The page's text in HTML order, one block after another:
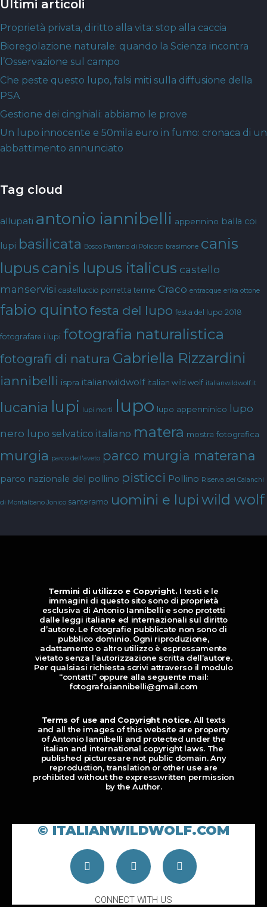
Ultimi articoli
Proprietà privata, diritto alla vita: stop alla caccia
Bioregolazione naturale: quando la Scienza incontra
l’Osservazione sul campo
Che peste questo lupo, falsi miti sulla diffusione della
PSA
Gestione dei cinghiali: abbiamo le prove
Un lupo innocente e 50mila euro in fumo: cronaca di un
abbattimento annunciato
Tag cloud
allupati antonio iannibelli appennino balla coi
lupi basilicata Bosco Pantano di Policoro brasimone canis
lupus canis lupus italicus castello
manservisi castelluccio porretta terme Craco entracque erika ottone
fabio quinto festa del lupo festa del lupo 2018
fotografare i lupi fotografia naturalistica
fotografi di natura Gabriella Rizzardini
iannibelli ispra italianwildwolf italian wild wolf italianwildwolf.it
lucania lupi lupi morti lupo lupo appenninico lupo
nero lupo selvatico italiano matera mostra fotografica
murgia parco dell'aveto parco murgia materana
parco nazionale del pollino pisticci Pollino Riserva dei Calanchi
di Montalbano Jonico santeramo uomini e lupi wild wolf
Termini di utilizzo e Copyright. I testi e le
immagini di questo sito sono di proprietà
esclusiva di Antonio Iannibelli e sono protetti
dalle leggi italiane ed internazionali sul diritto
d’autore. Le fotografie pubblicate non sono di
pubblico dominio. Ogni riproduzione,
adattamento o altro utilizzo è espressamente
vietato senza l’autorizzazione scritta dell’autore.
Per qualsiasi richiesta scrivi attraverso il modulo
“contatti” oppure alla seguente mail:
fotografo.iannibelli@gmail.com
Terms of use and Copyright notice. All texts
and all the images of this website are property
of Antonio Iannibelli and protected under the
italian and international copyright laws. The
published picturesare not public domain. Any
reproduction, translation or other use are
prohibited without the expresswritten permission
by the Author.
© ITALIANWILDWOLF.COM
CONNECT WITH US